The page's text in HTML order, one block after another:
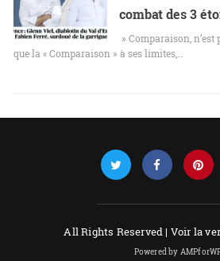
combat des 3
» Comparaison,
que la « Comparaison » à ses limites,…
All Rights Reserved | Voir la
Powered by